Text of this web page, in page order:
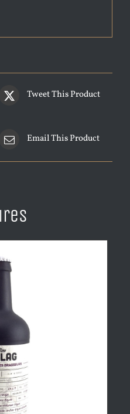
Tweet This Product
Email This Product